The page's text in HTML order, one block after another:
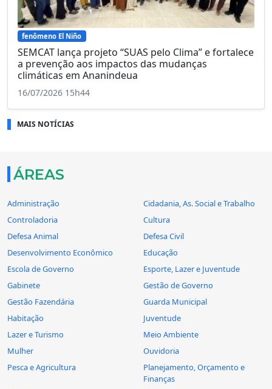
fenômeno El Niño
SEMCAT lança projeto “SUAS pelo Clima” e fortalece
a prevenção aos impactos das mudanças
climáticas em Ananindeua
16/07/2026 15h44
MAIS NOTÍCIAS
ÁREAS
Administração
Cidadania, As. Social e Trabalho
Controladoria
Cultura
Defesa Animal
Defesa Civil
Desenvolvimento Econômico
Educação
Escola de Governo
Esporte, Lazer e Juventude
Gabinete
Gestão de Governo
Gestão Fazendária
Guarda Municipal
Habitação
Juventude
Lazer e Turismo
Meio Ambiente
Mulher
Ouvidoria
Pesca e Agricultura
Planejamento, Orçamento e
Finanças